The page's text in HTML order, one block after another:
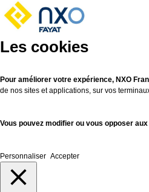
Les cookies
Pour améliorer votre expérience, NXO
de nos sites et applications, sur vos
Vous pouvez modifier ou vous opposer
Personnaliser Accepter